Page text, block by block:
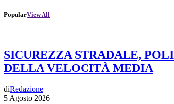
PopularView All
SICUREZZA STRADALE,
DELLA VELOCITÀ MEDIA
diRedazione
5 Agosto 2026